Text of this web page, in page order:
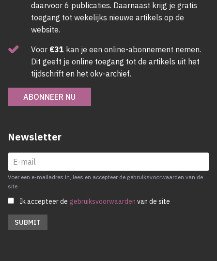
daarvoor 6 publicaties. Daarnaast krijg je gratis
toegang tot wekelijks nieuwe artikels op de
website.
Voor €31 kan je een online-abonnement nemen.
Dit geeft je online toegang tot de artikels uit het
tijdschrift en het okv-archief.
ABONNEER NU
Newsletter
Voer een e-mailadres in, lees en accepteer de gebruiksvoorwaarden van de
site.
Ik accepteer de gebruiksvoorwaarden van de site